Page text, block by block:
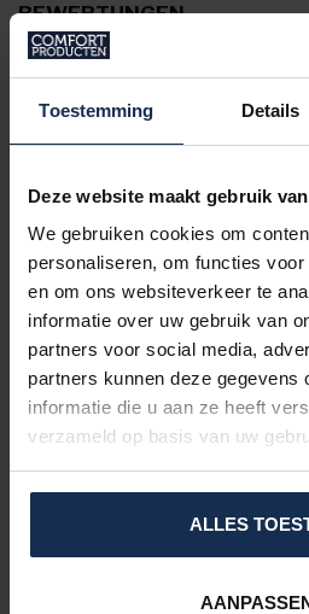
Toestemming Details
Deze website maakt gebruik
We gebruiken cookies om
personaliseren, om functies
en om ons websiteverkeer te
informatie over uw gebruik van
partners voor social media,
partners kunnen deze gegevens
informatie die u aan ze heeft
verzameld op basis van uw
ALLES
BEWERTUNGEN
ERGÄNZENDE PRODUKTE
Kühlendes Steppbett
Auf Lager
BERTSCHAT®
Kühlender Bucket
Auf Lager
VRAGEN OVER
Of heeft u hulp nodig
Neem dan contact op
specialisten via